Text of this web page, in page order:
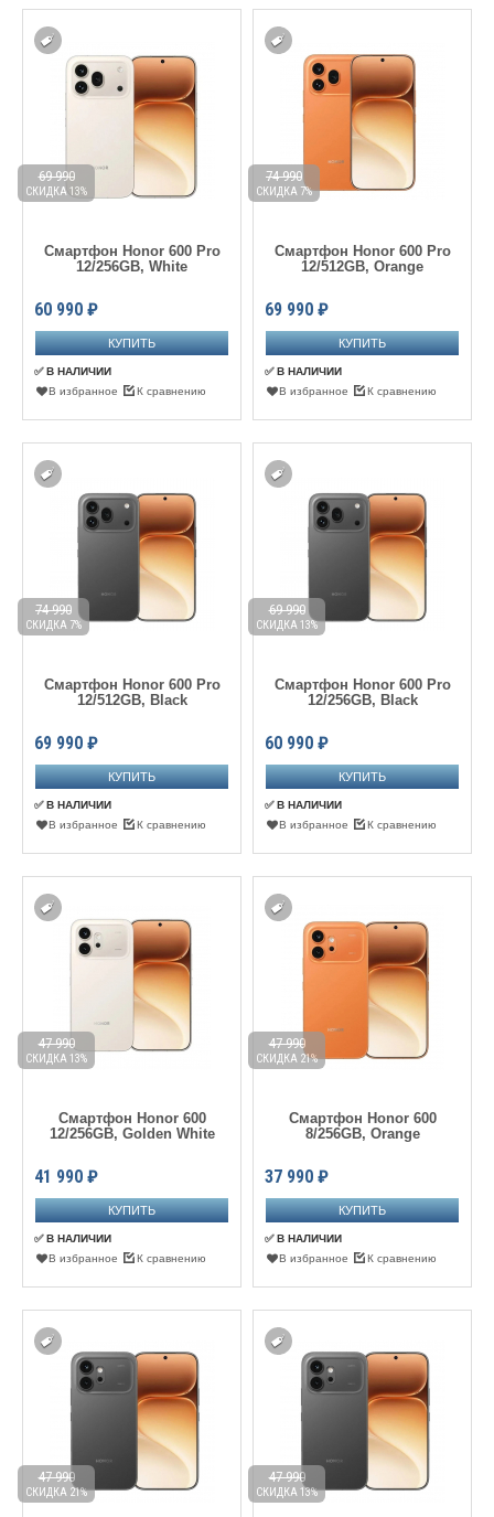
Смартфон Honor 600 Pro
12/256GB, White
60 990 ₽
69 990
СКИДКА 13%
✅ В НАЛИЧИИ
В избранное
К сравнению
Смартфон Honor 600 Pro
12/512GB, Orange
69 990 ₽
74 990
СКИДКА 7%
✅ В НАЛИЧИИ
В избранное
К сравнению
Смартфон Honor 600 Pro
12/512GB, Black
69 990 ₽
74 990
СКИДКА 7%
✅ В НАЛИЧИИ
В избранное
К сравнению
Смартфон Honor 600 Pro
12/256GB, Black
60 990 ₽
69 990
СКИДКА 13%
✅ В НАЛИЧИИ
В избранное
К сравнению
Смартфон Honor 600
12/256GB, Golden White
41 990 ₽
47 990
СКИДКА 13%
✅ В НАЛИЧИИ
В избранное
К сравнению
Смартфон Honor 600
8/256GB, Orange
37 990 ₽
47 990
СКИДКА 21%
✅ В НАЛИЧИИ
В избранное
К сравнению
47 990
СКИДКА 21%
47 990
СКИДКА 13%